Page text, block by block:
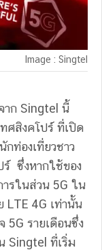
Image : Singtel
าก Singtel นี้
ศสิงคโปร์ ที่เปิด
กท่องเที่ยวชาว
ร์ ซึ่งหากใช้ของ
รในส่วน 5G ใน
LTE 4G เท่านั้น
5G รายเดือนซึ่ง
Singtel ที่เริ่ม